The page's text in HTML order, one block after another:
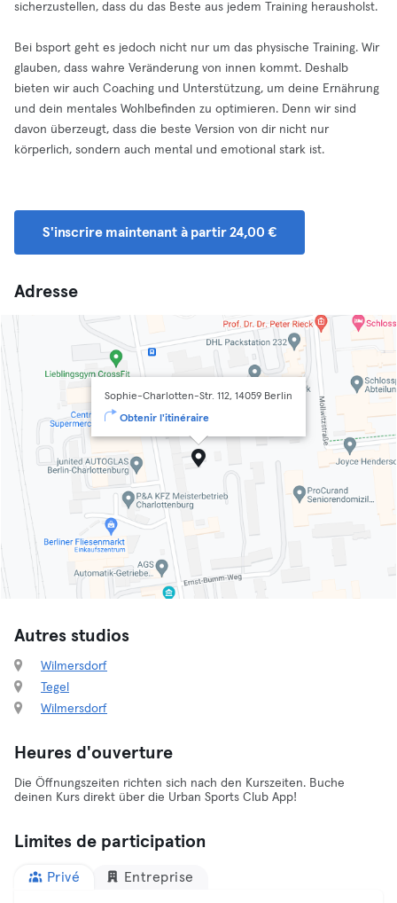
sicherzustellen, dass du das Beste aus jedem Training herausholst.
Bei bsport geht es jedoch nicht nur um das physische Training. Wir
glauben, dass wahre Veränderung von innen kommt. Deshalb
bieten wir auch Coaching und Unterstützung, um deine Ernährung
und dein mentales Wohlbefinden zu optimieren. Denn wir sind
davon überzeugt, dass die beste Version von dir nicht nur
körperlich, sondern auch mental und emotional stark ist.
S'inscrire maintenant à partir 24,00 €
Adresse
Sophie-Charlotten-Str. 112, 14059 Berlin
Obtenir l'itinéraire
Autres studios
Wilmersdorf
Tegel
Wilmersdorf
Heures d'ouverture
Die Öffnungszeiten richten sich nach den Kurszeiten. Buche
deinen Kurs direkt über die Urban Sports Club App!
Limites de participation
Privé Entreprise